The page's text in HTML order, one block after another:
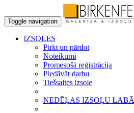
Toggle navigation
IZSOLES
Pirkt un pārdot
Noteikumi
Promesošā reģistrācija
Piedāvāt darbu
Tiešsaites izsole
NEDĒĻAS IZSOĻU